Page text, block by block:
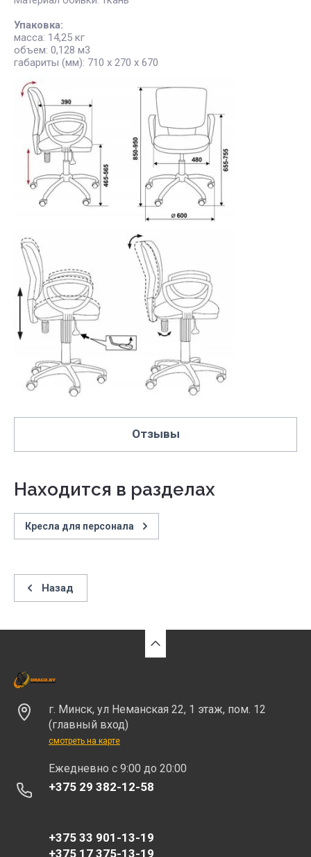
Упаковка:
масса: 14,25 кг
объем: 0,128 м3
габариты (мм): 710 х 270 х 670
Отзывы
Находится в разделах
Кресла для персонала
Назад
г. Минск, ул Неманская 22, 1 этаж, пом. 12
(главный вход)
смотреть на карте
Eжедневно с 9:00 до 20:00
+375 29 382-12-58
+375 33 901-13-19
+375 17 375-13-19